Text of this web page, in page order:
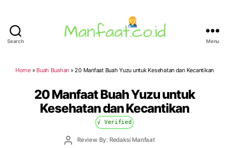
Search Menu
Home» Buah Buahan » 20 Manfaat Buah Yuzu untuk Kesehatan dan Kecantikan
20 Manfaat Buah Yuzu untuk
Kesehatan dan Kecantikan
√ Verified
PostReview By: Redaksi Manfaat